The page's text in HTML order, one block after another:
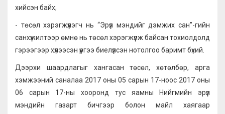
хийсэн байх;
- төсөл хэрэгжүүлэгч нь “Эрүүл мэндийг дэмжих сан”-гийн
санхүүжилтээр өмнө нь төсөл хэрэгжүүлж байсан тохиолдолд
гэрээгээр хүлээсэн үүргээ биелүүлсэн нотолгоо баримт бүхий.
Дээрхи шаардлагыг хангасан төсөл, хөтөлбөр, арга
хэмжээний саналаа 2017 оны 05 сарын 17-ноос 2017 оны
06 сарын 17-ны хооронд тус яамны Нийгмийн эрүүл
мэндийн газарт бичгээр болон майл хаягаар